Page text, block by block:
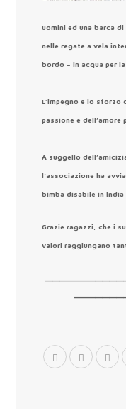
uomini ed una barca
nelle regate a vela
bordo – in acqua per la
L’impegno e lo
passione e dell’amore
A suggello
l’associazione ha
bimba disabile in India
Grazie ragazzi, che i
valori raggiungano